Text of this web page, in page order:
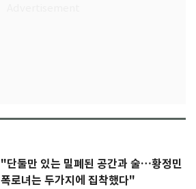
"단둘만 있는 밀폐된 공간과 술…황정민
폭로녀는 두가지에 집착했다"